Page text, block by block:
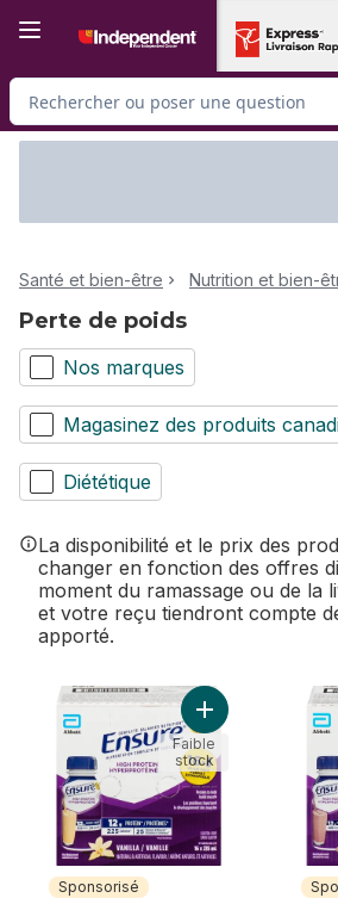
Rechercher des produits
Santé et bien-être Nutrition et bien-
Perte de poids
Nos marques
Magasinez des produits
Diététique
La disponibilité et le prix des
changer en fonction des offres
moment du ramassage ou de la
et votre reçu tiendront compte
apporté.
Sponsorisé
Ajouter
Faible
stock